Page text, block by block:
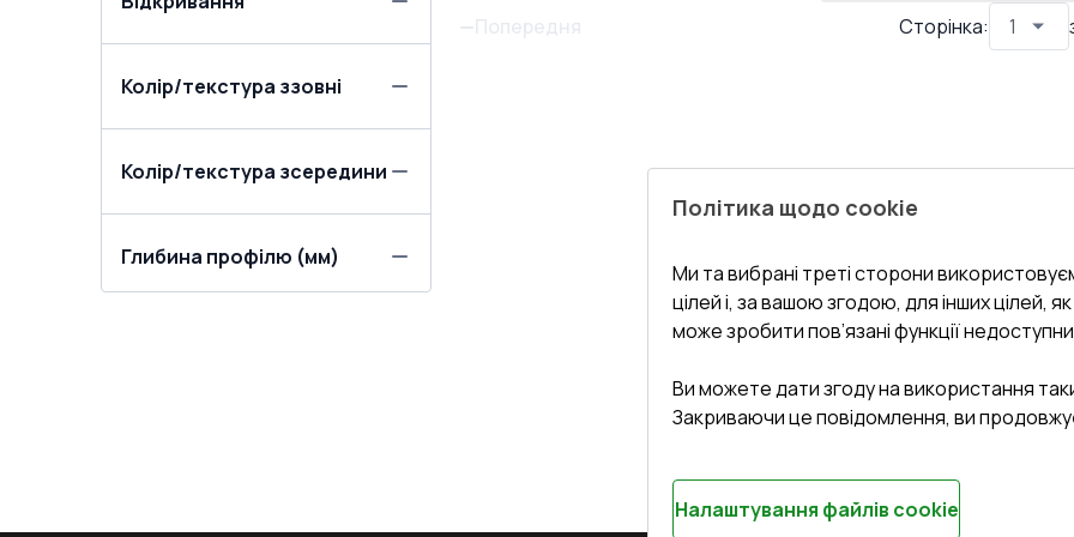
Колір/текстура ззовні
Колір/текстура зсередини
Глибина профілю (мм)
циліндром
Попередня Сторінка:
Політика щодо cookie
Ми та вибрані треті сторони
цілей і, за вашою згодою, для інших цілей,
може зробити пов’язані функції
Ви можете дати згоду на використання
Закриваючи це повідомлення, ви
Налаштування файлів cookie